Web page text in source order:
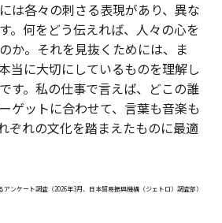
は各々の刺さる表現があり、異な
。何をどう伝えれば、人々の心を
か。それを見抜くためには、ま
当に大切にしているものを理解し
す。私の仕事で言えば、どこの誰
ゲットに合わせて、言葉も音楽も
ぞれの文化を踏まえたものに最適
ンケート調査（2026年3月、日本貿易振興機構（ジェトロ）調査部）